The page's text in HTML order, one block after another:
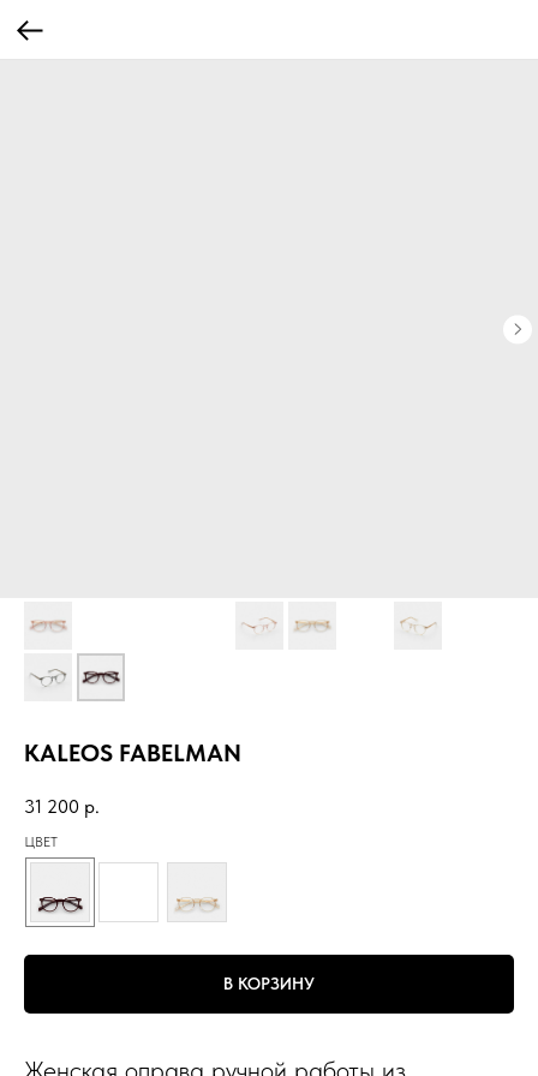
KALEOS FABELMAN
31 200 р.
ЦВЕТ
В КОРЗИНУ